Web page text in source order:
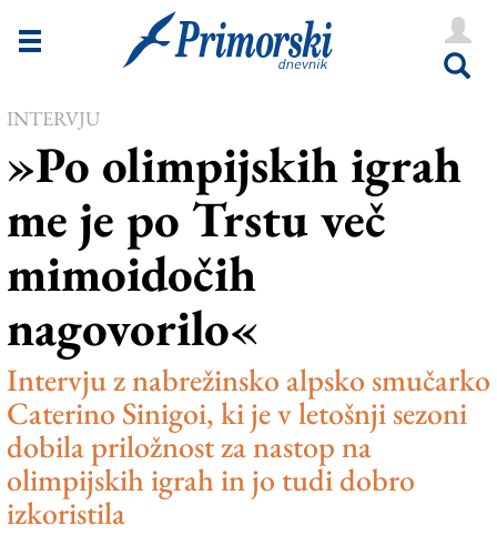
Novice
Goriška
Kultura
Šport
Še
V Kioskih
Uredništvo
Oglasi
Založnik
INTERVJU
»Po olimpijskih igrah
me je po Trstu več
mimoidočih
nagovorilo«
Intervju z nabrežinsko alpsko smučarko
Caterino Sinigoi, ki je v letošnji sezoni
dobila priložnost za nastop na
olimpijskih igrah in jo tudi dobro
izkoristila